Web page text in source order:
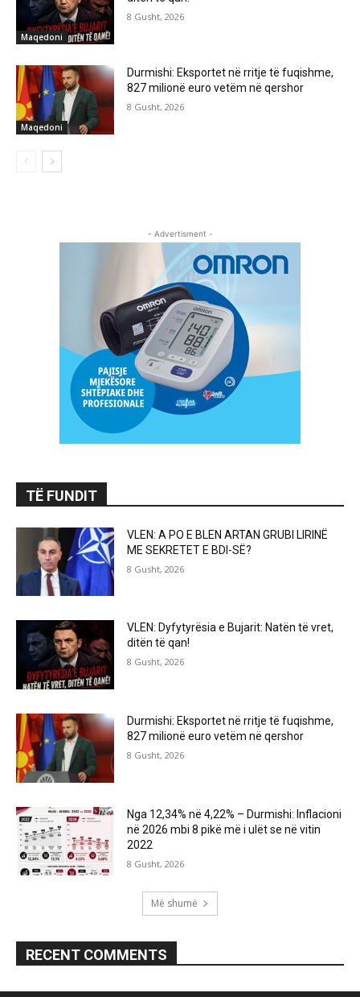
Maqedoni
8 Gusht, 2026
Maqedoni
Durmishi: Eksportet në rritje të fuqishme,
827 milionë euro vetëm në qershor
8 Gusht, 2026
- Advertisment -
TË FUNDIT
VLEN: A PO E BLEN ARTAN GRUBI LIRINË
ME SEKRETET E BDI-SË?
8 Gusht, 2026
VLEN: Dyfytyrësia e Bujarit: Natën të vret,
ditën të qan!
8 Gusht, 2026
Durmishi: Eksportet në rritje të fuqishme,
827 milionë euro vetëm në qershor
8 Gusht, 2026
Nga 12,34% në 4,22% – Durmishi: Inflacioni
në 2026 mbi 8 pikë më i ulët se në vitin
2022
8 Gusht, 2026
Më shumë
RECENT COMMENTS